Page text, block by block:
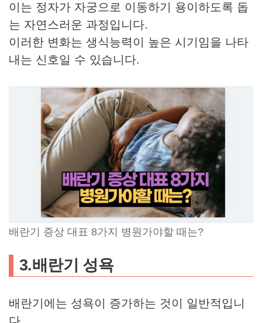
이는 정자가 자궁으로 이동하기 용이하도록 돕
는 자연스러운 과정입니다.
이러한 변화는 생식능력이 높은 시기임을 나타
내는 신호일 수 있습니다.
배란기 증상 대표 8가지 병원가야할 때는?
3.배란기 성욕
배란기에는 성욕이 증가하는 것이 일반적입니